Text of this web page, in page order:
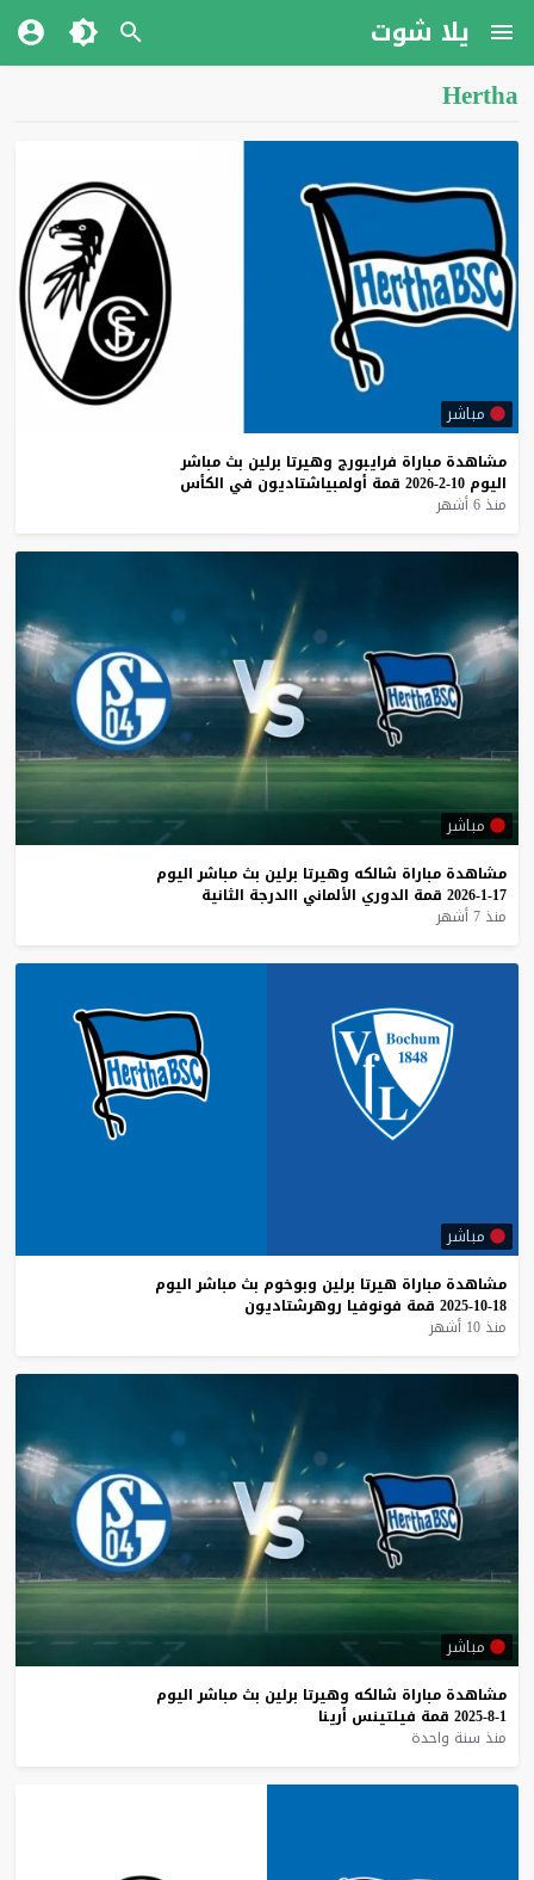
يلا شوت
Hertha
مباشر
مشاهدة مباراة فرايبورج وهيرتا برلين بث مباشر
اليوم 10-2-2026 قمة أولمبياشتاديون في الكأس
منذ 6 أشهر
مباشر
مشاهدة مباراة شالكه وهيرتا برلين بث مباشر اليوم
17-1-2026
قمة الدوري الألماني االدرجة الثانية
منذ 7 أشهر
مباشر
مشاهدة مباراة هيرتا برلين وبوخوم بث مباشر اليوم
18-10-2025
قمة فونوفيا روهرشتاديون
منذ 10 أشهر
مباشر
مشاهدة مباراة شالكه وهيرتا برلين بث مباشر اليوم
1-8-2025
قمة فيلتينس أرينا
منذ سنة واحدة